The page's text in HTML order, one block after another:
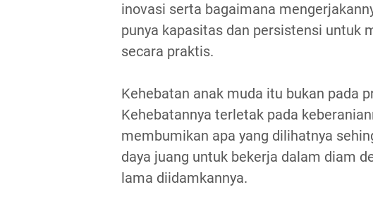
inovasi serta bagaimana
punya kapasitas dan persistensi untuk
secara praktis.
Kehebatan anak muda itu bukan pada
Kehebatannya terletak pada
membumikan apa yang dilihatnya
daya juang untuk bekerja dalam diam
lama diidamkannya.